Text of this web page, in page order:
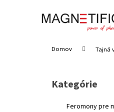
Domov Tajná
Preskočiť
kategórie
Kategórie
Feromony pre
Späť
Späť